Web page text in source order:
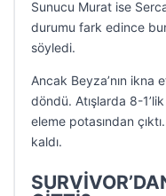
Sunucu Murat ise
durumu fark edince
söyledi.
Ancak Beyza’nın ikna
döndü. Atışlarda 8-
eleme potasından
kaldı.